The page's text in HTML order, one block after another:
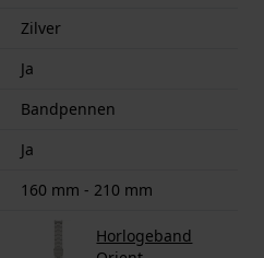
Zilver
Ja
Bandpennen
Ja
160 mm - 210 mm
Horlogeband